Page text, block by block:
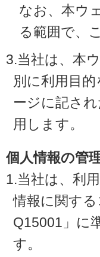
なお、本ウ
る範囲で、
3.当社は、本
別に利用目
ージに記さ
用します。
個人情報の管
1.当社は、利
情報に関す
Q15001」に
す。